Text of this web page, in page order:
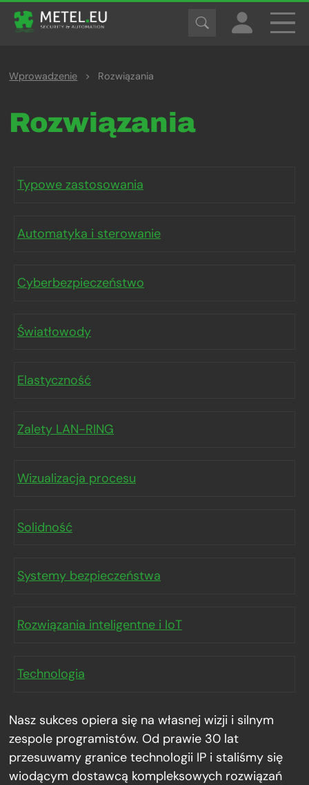
Wprowadzenie > Rozwiązania
Rozwiązania
Typowe zastosowania
Automatyka i sterowanie
Cyberbezpieczeństwo
Światłowody
Elastyczność
Zalety LAN-RING
Wizualizacja procesu
Solidność
Systemy bezpieczeństwa
Rozwiązania inteligentne i IoT
Technologia
Nasz sukces opiera się na własnej wizji i silnym
zespole programistów. Od prawie 30 lat
przesuwamy granice technologii IP i staliśmy się
wiodącym dostawcą kompleksowych rozwiązań